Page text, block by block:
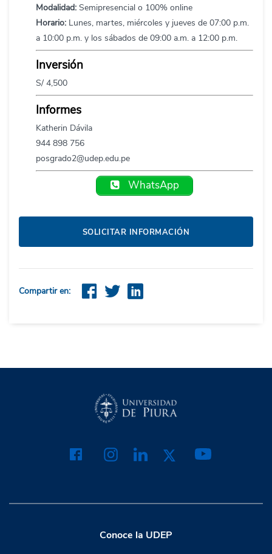
Modalidad:Semipresencial o 100% online
Horario: Lunes, martes, miércoles y jueves de 07:00 p.m.
a 10:00 p.m. y los sábados de 09:00 a.m. a 12:00 p.m.
Inversión
S/ 4,500
Informes
Katherin Dávila
944 898 756
posgrado2@udep.edu.pe
WhatsApp
SOLICITAR INFORMACIÓN
Compartir en:
Conoce la UDEP